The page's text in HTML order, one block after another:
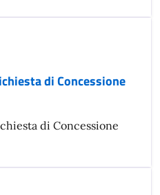
di Concessione
di Concessione